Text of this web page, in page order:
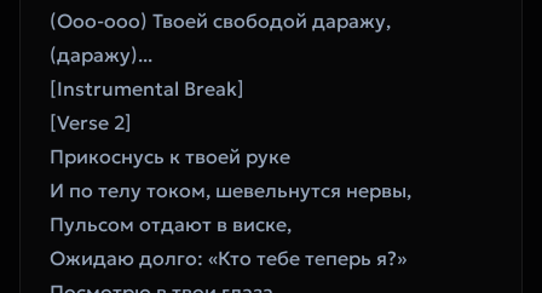
(Ооо-ооо) Твоей свободой даражу,
(даражу)...
[Instrumental Break]
[Verse 2]
Прикоснусь к твоей руке
И по телу током, шевельнутся нервы,
Пульсом отдают в виске,
Ожидаю долго: «Кто тебе теперь я?»